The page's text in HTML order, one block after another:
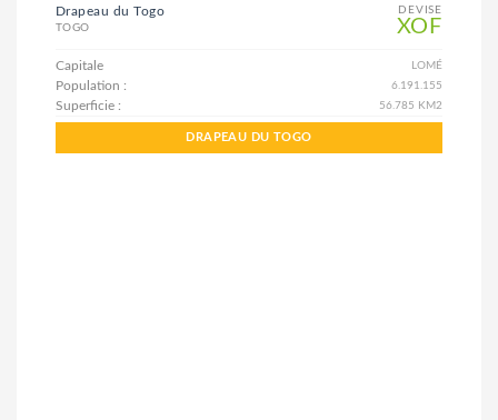
DEVISE
XOF
Drapeau du Togo
TOGO
Capitale LOMÉ
Population : 6.191.155
Superficie : 56.785 KM2
DRAPEAU DU TOGO